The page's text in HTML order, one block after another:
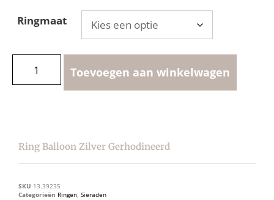
Ringmaat
Toevoegen aan winkelwagen
Ring Balloon Zilver Gerhodineerd
SKU 13.39235
Categorieën Ringen, Sieraden